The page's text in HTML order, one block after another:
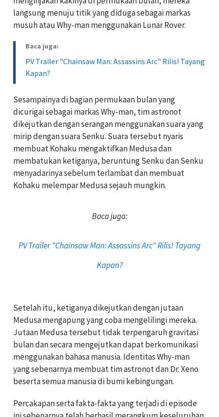
langsung menuju titik yang diduga sebagai markas
musuh atau Why-man menggunakan Lunar Rover.
Baca juga:
PV Trailer "Chainsaw Man: Assassins Arc" Rilis! Tayang
Kapan?
Sesampainya di bagian permukaan bulan yang
dicurigai sebagai markas Why-man, tim astronot
dikejutkan dengan serangan menggunakan suara yang
mirip dengan suara Senku. Suara tersebut nyaris
membuat Kohaku mengaktifkan Medusa dan
membatukan ketiganya, beruntung Senku dan Senku
menyadarinya sebelum terlambat dan membuat
Kohaku melempar Medusa sejauh mungkin.
Baca juga:
PV Trailer "Chainsaw Man: Assassins Arc" Rilis! Tayang
Kapan?
Setelah itu, ketiganya dikejutkan dengan jutaan
Medusa mengapung yang coba mengelilingi mereka.
Jutaan Medusa tersebut tidak terpengaruh gravitasi
bulan dan secara mengejutkan dapat berkomunikasi
menggunakan bahasa manusia. Identitas Why-man
yang sebenarnya membuat tim astronot dan Dr. Xeno
beserta semua manusia di bumi kebingungan.
Percakapan serta fakta-fakta yang terjadi di episode